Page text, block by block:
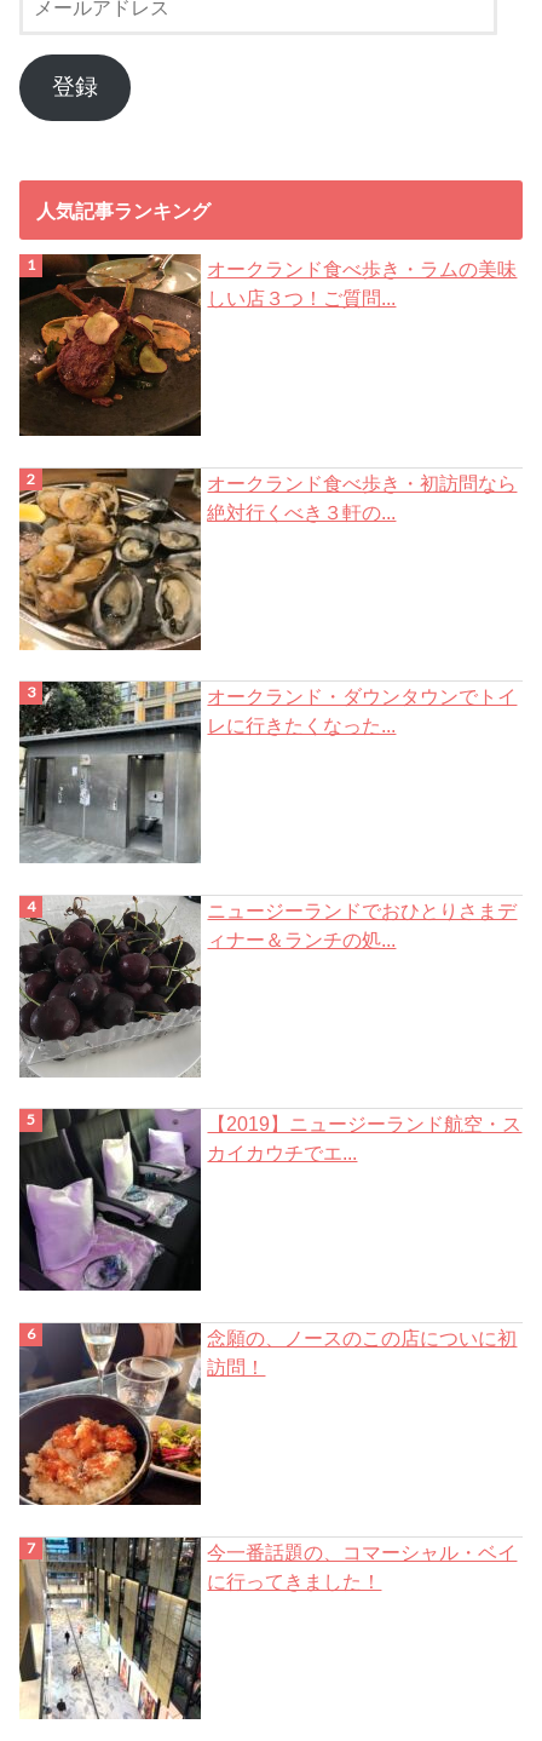
ー
ル
ア
ド
登録
人気記事ランキング
オークランド食べ歩き・ラムの美味
しい店３つ！ご質問...
オークランド食べ歩き・初訪問なら
絶対行くべき３軒の...
オークランド・ダウンタウンでトイ
レに行きたくなった...
ニュージーランドでおひとりさまデ
ィナー＆ランチの処...
【2019】ニュージーランド航空・ス
カイカウチでエ...
念願の、ノースのこの店についに初
訪問！
今一番話題の、コマーシャル・ベイ
に行ってきました！